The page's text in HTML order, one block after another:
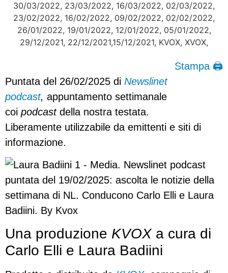
Stampa 🖨
Puntata del 26/02/2025 di Newslinet
podcast, appuntamento settimanale
coi podcastdella nostra testata.
Liberamente utilizzabile da emittenti e siti di
informazione.
Una produzione KVOXa cura di
Carlo Elli e Laura Badiini